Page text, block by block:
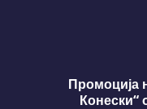
Промоција
Конески“